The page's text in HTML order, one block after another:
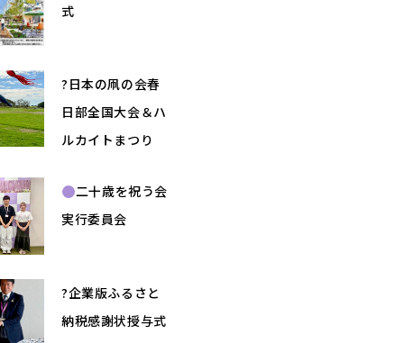
式
?日本の凧の会春
日部全国大会＆ハ
ルカイトまつり
二十歳を祝う会
実行委員会
?企業版ふるさと
納税感謝状授与式